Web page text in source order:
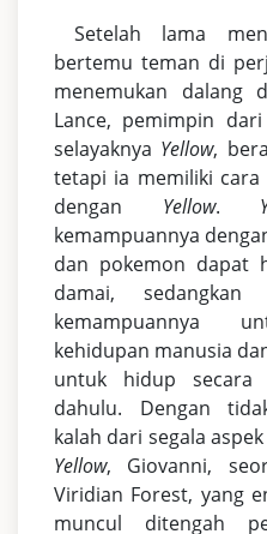
Setelah lama
bertemu teman di
menemukan dalang
Lance, pemimpin
selayaknya Yellow,
tetapi ia memiliki cara
dengan Yellow.
kemampuannya
dan pokemon dapat
damai, sedangkan
kemampuannya
kehidupan manusia
untuk hidup secara
dahulu. Dengan
kalah dari segala
Yellow, Giovanni,
Viridian Forest, yang
muncul ditengah